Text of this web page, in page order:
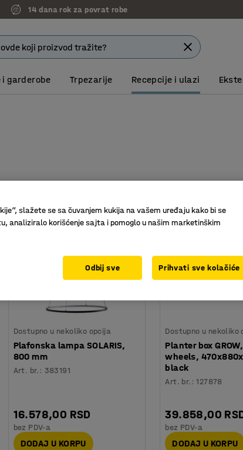
14 dana rok za povrat robe
garderobe Trpezarije Recepcije i ulazi
Dostupno u nekoliko opcija
Plafonska lampa SOLARIS,
800 mm
Art. br. : 383191
16.578,00 RSD
bez PDV-a
DODAJ U KORPU
Dostupno u nekoliko
Planter box
wheels,
black
Art. br. :127878
39.858,00
bez PDV-a
DODAJ U KORPU
slažete se sa čuvanjem kukija na vašem uređaju kako bi se
analiziralo korišćenje sajta i pomoglo u našim marketinškim
Odbij sve Prihvati sve kolačiće